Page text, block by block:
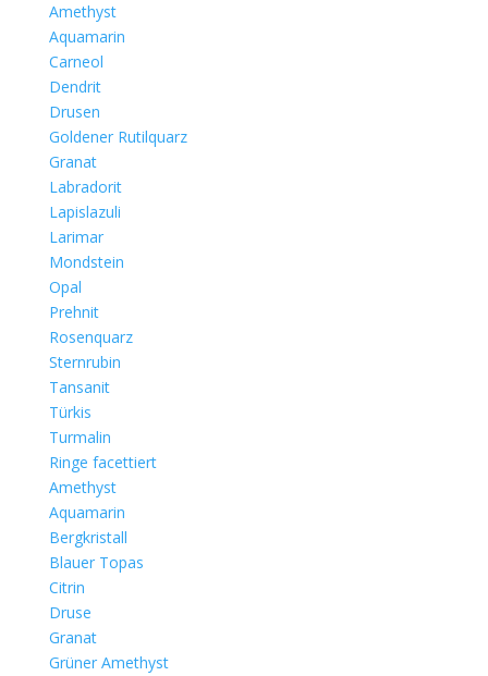
Amethyst
Aquamarin
Carneol
Dendrit
Drusen
Goldener Rutilquarz
Granat
Labradorit
Lapislazuli
Larimar
Mondstein
Opal
Prehnit
Rosenquarz
Sternrubin
Tansanit
Türkis
Turmalin
Ringe facettiert
Amethyst
Aquamarin
Bergkristall
Blauer Topas
Citrin
Druse
Granat
Grüner Amethyst